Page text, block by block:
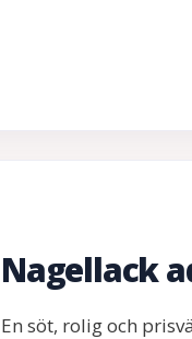
Nagellack
En söt, rolig och